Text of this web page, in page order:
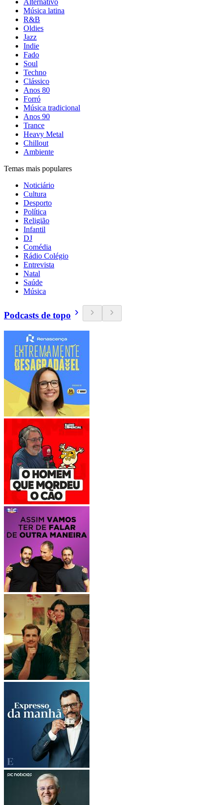
Alternativo
Música latina
R&B
Oldies
Jazz
Indie
Fado
Soul
Techno
Clássico
Anos 80
Forró
Música tradicional
Anos 90
Trance
Heavy Metal
Chillout
Ambiente
Temas mais populares
Noticiário
Cultura
Desporto
Política
Religião
Infantil
DJ
Comédia
Rádio Colégio
Entrevista
Natal
Saúde
Música
Podcasts de topo